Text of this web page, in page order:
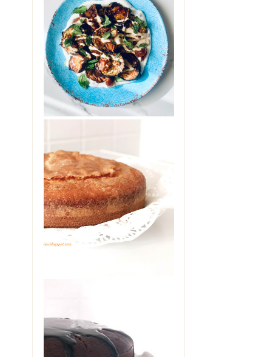
ELANZANE CON
DATTERI,
YOGURT E
TAHINI
Ci si può innamorare di una
insalata di melanzane?
Ebbene, provate questa e mi
saprete dire. Glute...
TORTA ALLO
YOGURT DI
MAMMA
Oggi è il mio compleanno. Ma
non starò a farvi vedere il
cheesecake che è in frigo
pronto per stase...
THE COCA-COLA
CAKE